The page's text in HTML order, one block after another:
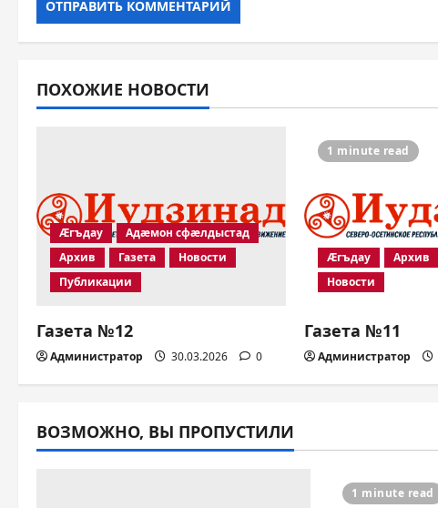
ПОХОЖИЕ НОВОСТИ
Æгъдау
Адæмон сфæлдыстад
Архив
Газета
Новости
Публикации
Газета №12
Администратор 30.03.2026 0
1 minute read
Æгъдау Архив
Новости
Газета №11
Администратор
ВОЗМОЖНО, ВЫ ПРОПУСТИЛИ
1 minute read